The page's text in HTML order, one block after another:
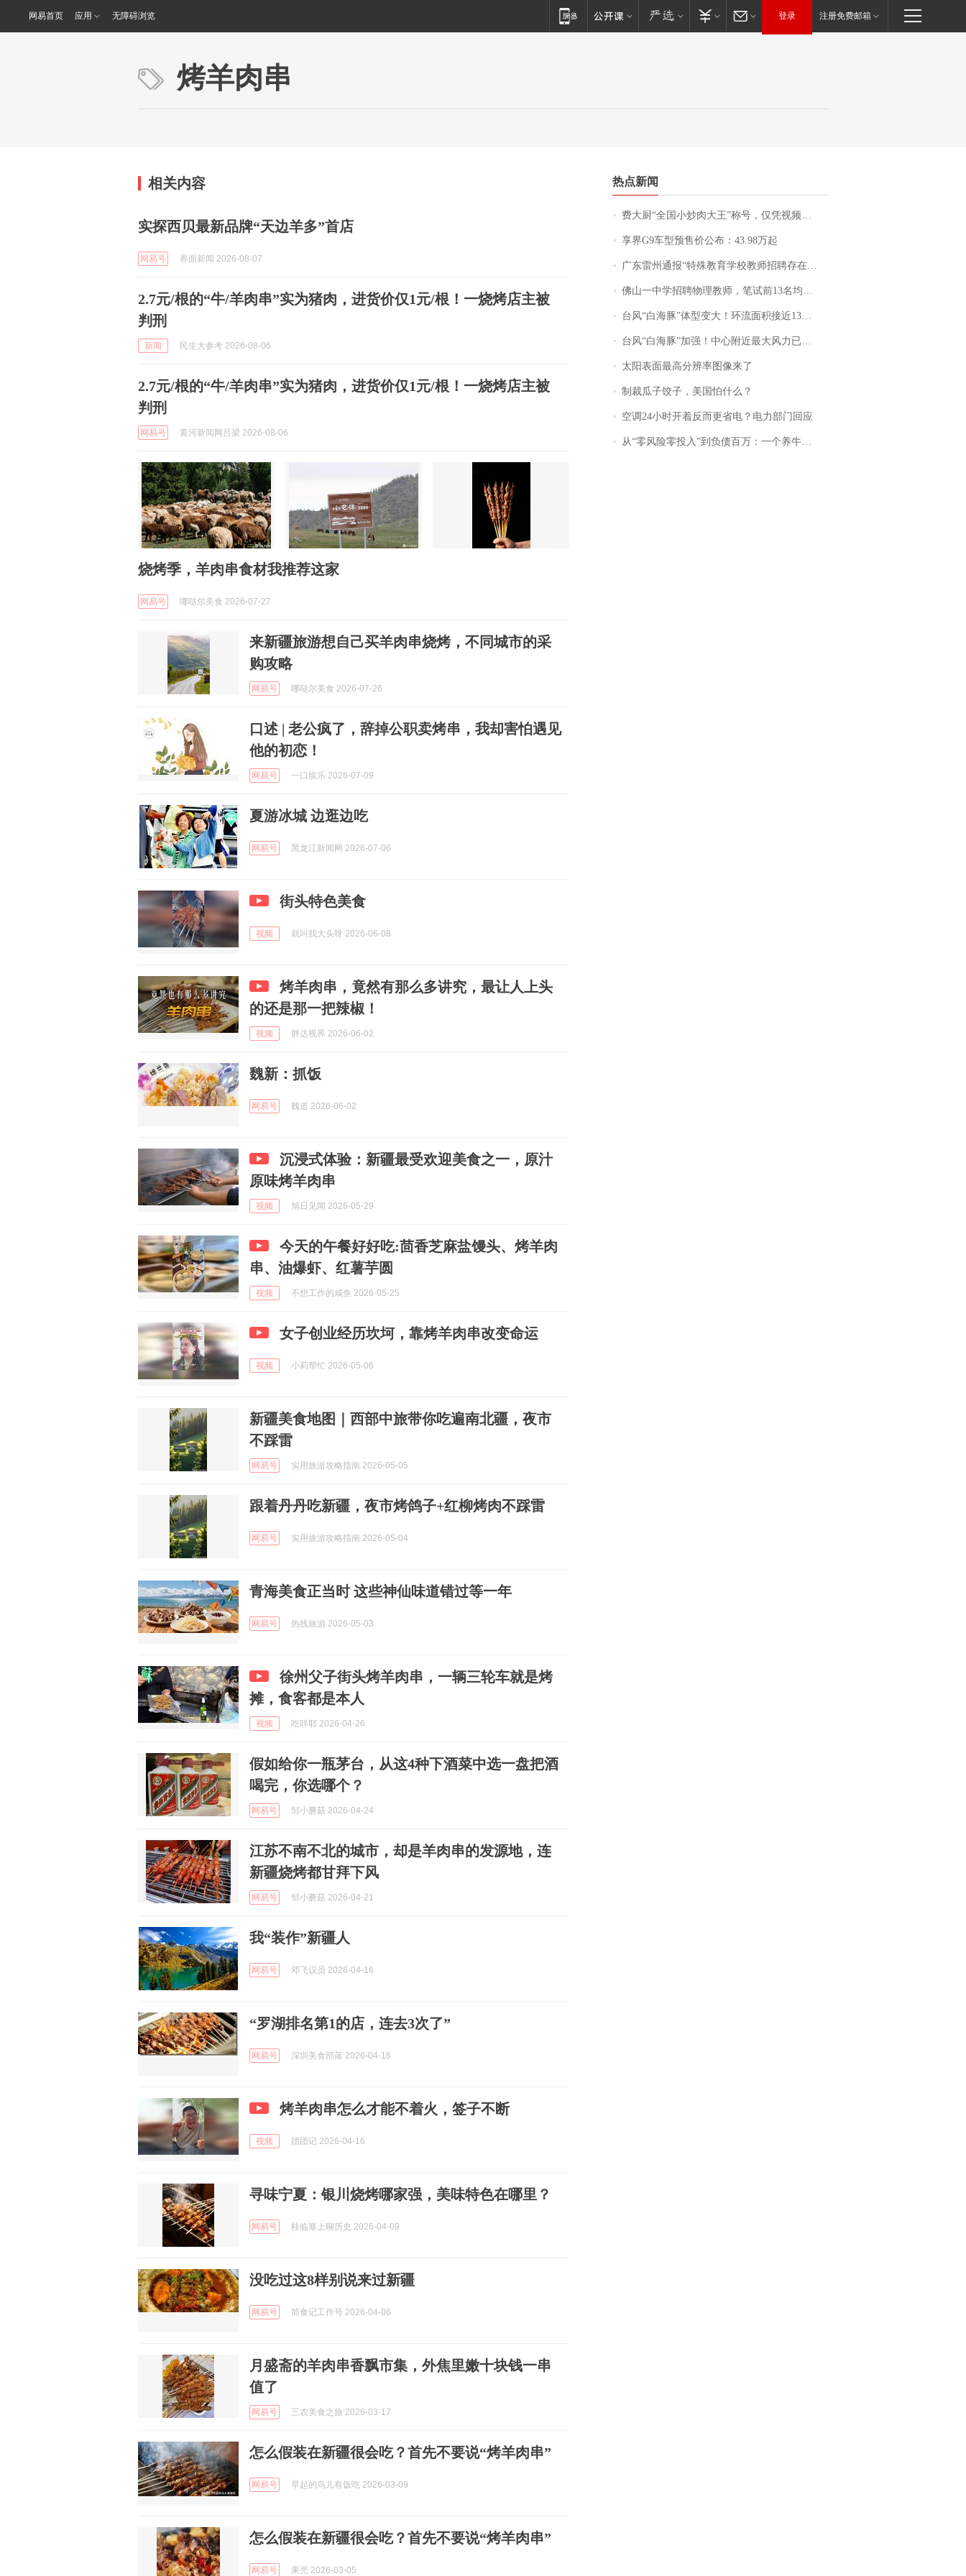
网易首页 应用 无障碍浏览 登录 注册免费邮箱
烤羊肉串
相关内容
实探西贝最新品牌“天边羊多”首店
网易号 界面新闻 2026-08-07
2.7元/根的“牛/羊肉串”实为猪肉，进货价仅1元/根！一烧烤店主被
判刑
新闻 民生大参考 2026-08-06
2.7元/根的“牛/羊肉串”实为猪肉，进货价仅1元/根！一烧烤店主被
判刑
网易号 黄河新闻网吕梁 2026-08-06
烧烤季，羊肉串食材我推荐这家
网易号 哪哒尔美食 2026-07-27
来新疆旅游想自己买羊肉串烧烤，不同城市的采
购攻略
网易号 哪哒尔美食 2026-07-26
口述 | 老公疯了，辞掉公职卖烤串，我却害怕遇见
他的初恋！
网易号 一口娱乐 2026-07-09
夏游冰城 边逛边吃
网易号 黑龙江新闻网 2026-07-06
街头特色美食
视频 就叫我大头呀 2026-06-08
烤羊肉串，竟然有那么多讲究，最让人上头
的还是那一把辣椒！
视频 胖达视界 2026-06-02
魏新：抓饭
网易号 魏道 2026-06-02
沉浸式体验：新疆最受欢迎美食之一，原汁
原味烤羊肉串
视频 旭日见闻 2026-05-29
今天的午餐好好吃:茴香芝麻盐馒头、烤羊肉
串、油爆虾、红薯芋圆
视频 不想工作的咸鱼 2026-05-25
女子创业经历坎坷，靠烤羊肉串改变命运
视频 小莉帮忙 2026-05-06
新疆美食地图｜西部中旅带你吃遍南北疆，夜市
不踩雷
网易号 实用旅游攻略指南 2026-05-05
跟着丹丹吃新疆，夜市烤鸽子+红柳烤肉不踩雷
网易号 实用旅游攻略指南 2026-05-04
青海美食正当时 这些神仙味道错过等一年
网易号 热线旅游 2026-05-03
徐州父子街头烤羊肉串，一辆三轮车就是烤
摊，食客都是本人
视频 吃咩耶 2026-04-26
假如给你一瓶茅台，从这4种下酒菜中选一盘把酒
喝完，你选哪个？
网易号 邹小蘑菇 2026-04-24
江苏不南不北的城市，却是羊肉串的发源地，连
新疆烧烤都甘拜下风
网易号 邹小蘑菇 2026-04-21
我“装作”新疆人
网易号 邓飞议员 2026-04-16
“罗湖排名第1的店，连去3次了”
网易号 深圳美食部落 2026-04-16
烤羊肉串怎么才能不着火，签子不断
视频 团团记 2026-04-16
寻味宁夏：银川烧烤哪家强，美味特色在哪里？
网易号 桂临塞上聊历史 2026-04-09
没吃过这8样别说来过新疆
网易号 简食记工作号 2026-04-06
月盛斋的羊肉串香飘市集，外焦里嫩十块钱一串
值了
网易号 三农美食之旅 2026-03-17
怎么假装在新疆很会吃？首先不要说“烤羊肉串”
网易号 早起的鸟儿有饭吃 2026-03-09
怎么假装在新疆很会吃？首先不要说“烤羊肉串”
网易号 果壳 2026-03-05
热点新闻
费大厨“全国小炒肉大王”称号，仅凭视频评出？中国烹饪协会回应
享界G9车型预售价公布：43.98万起
广东雷州通报“特殊教育学校教师招聘存在违规行为”：已启动问责程序 副校长被停职
佛山一中学招聘物理教师，笔试前13名均遭淘汰？教育局：已叫停招聘，成立调查组全面核查
台风“白海豚”体型变大！环流面积接近13个浙江那么大
台风“白海豚”加强！中心附近最大风力已达15级 最新研判
太阳表面最高分辨率图像来了
制裁瓜子饺子，美国怕什么？
空调24小时开着反而更省电？电力部门回应
从“零风险零投入”到负债百万：一个养牛项目崩盘后，谁该为农户的贷款买单丨红星调查